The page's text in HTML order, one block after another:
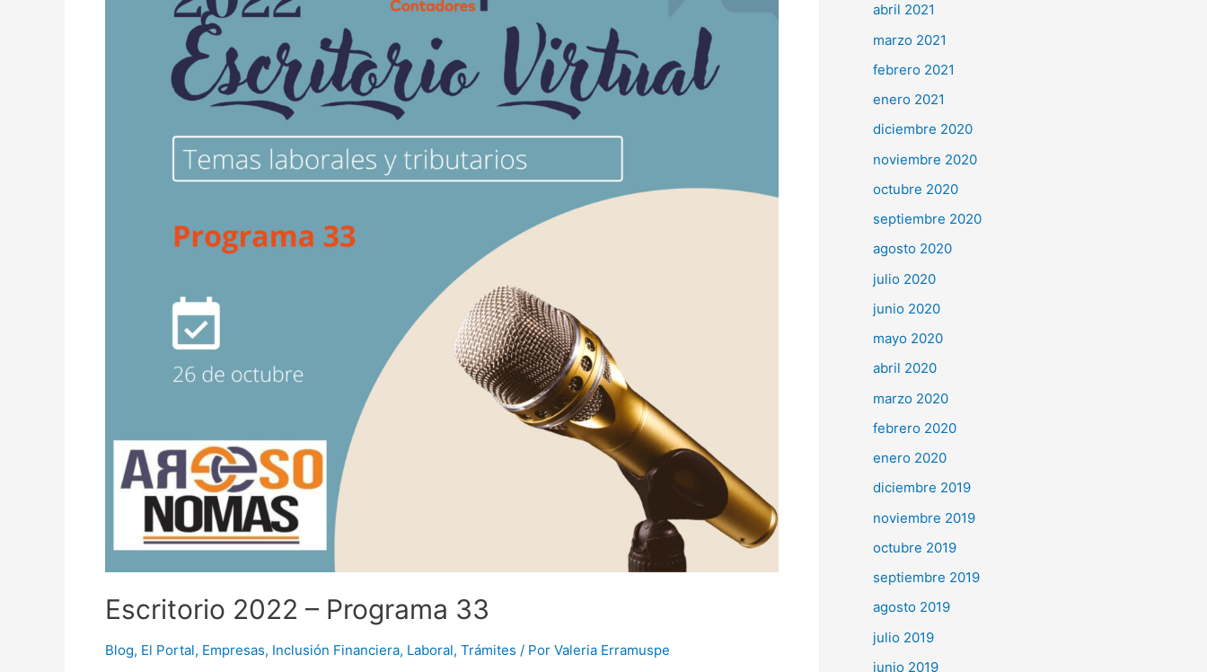
Escritorio 2022 – Programa 33
Blog, El Portal, Empresas, Inclusión Financiera, Laboral, Trámites / Por Valeria Erramuspe
abril 2021
marzo 2021
febrero 2021
enero 2021
diciembre 2020
noviembre 2020
octubre 2020
septiembre 2020
agosto 2020
julio 2020
junio 2020
mayo 2020
abril 2020
marzo 2020
febrero 2020
enero 2020
diciembre 2019
noviembre 2019
octubre 2019
septiembre 2019
agosto 2019
julio 2019
junio 2019